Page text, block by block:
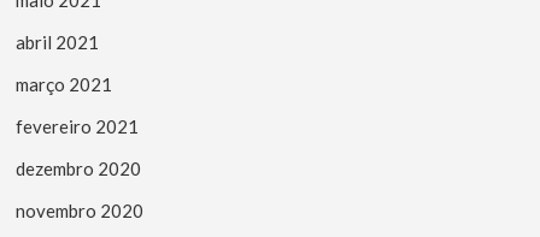
abril 2021
março 2021
fevereiro 2021
dezembro 2020
novembro 2020